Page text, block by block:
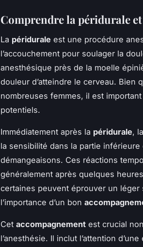
Comprendre la péridurale
La péridurale est une procédure
l’accouchement pour soulager la
anesthésique près de la moelle
douleur d’atteindre le cerveau. Bien
nombreuses femmes, il est
potentiels.
Immédiatement après la péridurale,
la sensibilité dans la partie
démangeaisons. Ces réactions
généralement après quelques
certaines peuvent éprouver un
l’importance d’un bon
Cet accompagnement est crucial
l’anesthésie. Il inclut l’attention